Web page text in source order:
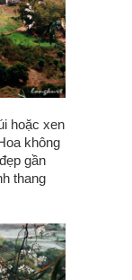
hoặc xen
không
gần
thang